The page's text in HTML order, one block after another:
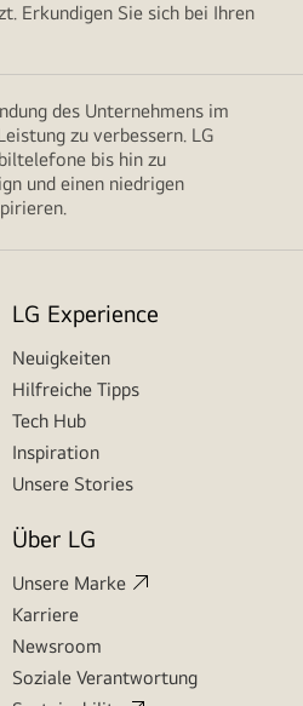
Erkundigen Sie sich bei Ihren
des Unternehmens im
zu verbessern. LG
bis hin zu
und einen niedrigen
LG Experience
Neuigkeiten
Hilfreiche Tipps
Tech Hub
Inspiration
Unsere Stories
Über LG
Unsere Marke
Karriere
Newsroom
Soziale Verantwortung